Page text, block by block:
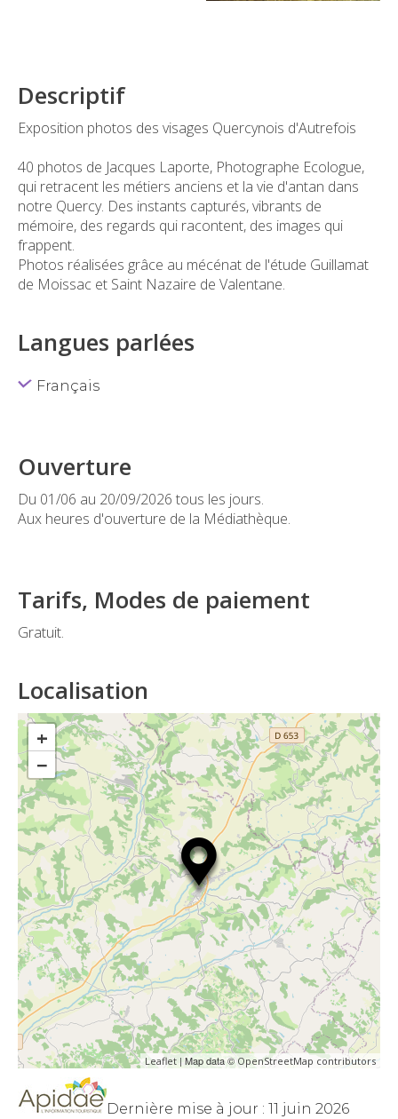
Descriptif
Exposition photos des visages Quercynois d'Autrefois
40 photos de Jacques Laporte, Photographe Ecologue,
qui retracent les métiers anciens et la vie d'antan dans
notre Quercy. Des instants capturés, vibrants de
mémoire, des regards qui racontent, des images qui
frappent.
Photos réalisées grâce au mécénat de l'étude Guillamat
de Moissac et Saint Nazaire de Valentane.
Langues parlées
Français
Ouverture
Du 01/06 au 20/09/2026 tous les jours.
Aux heures d'ouverture de la Médiathèque.
Tarifs, Modes de paiement
Gratuit.
Localisation
+
−
Leaflet | Map data © OpenStreetMap contributors
Dernière mise à jour : 11 juin 2026